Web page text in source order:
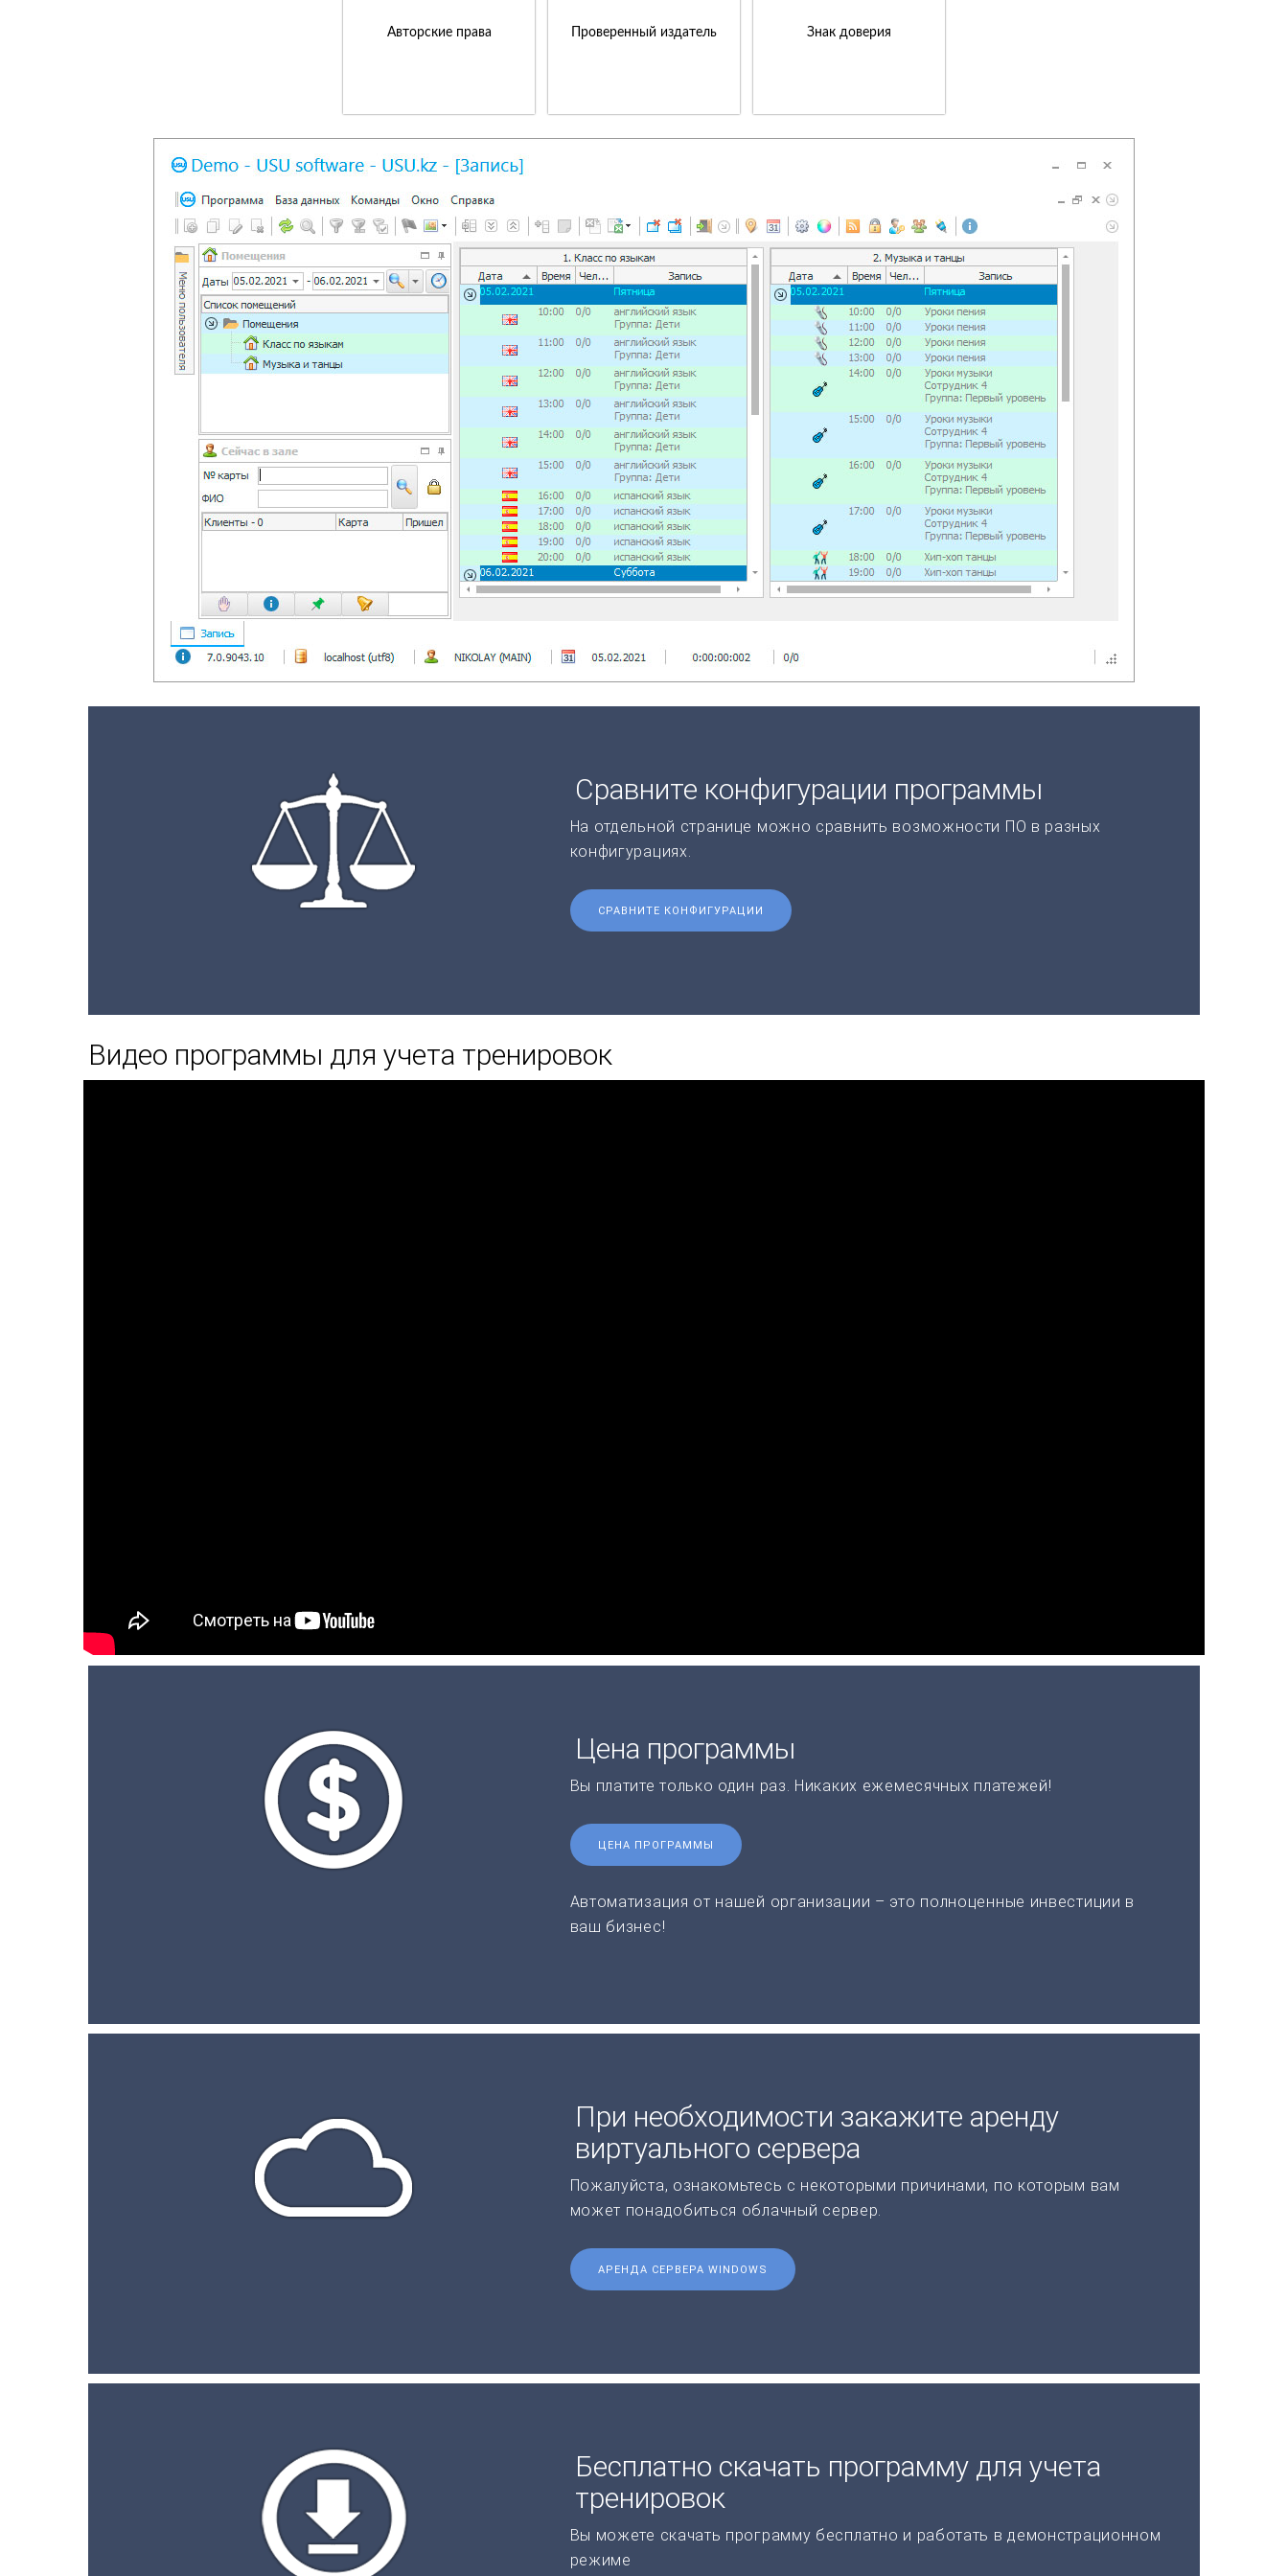
Авторские права Проверенный издатель Знак доверия
Сравните конфигурации программы
На отдельной странице можно сравнить возможности ПО в разных
конфигурациях.
СРАВНИТЕ КОНФИГУРАЦИИ
Видео программы для учета тренировок
Цена программы
Вы платите только один раз. Никаких ежемесячных платежей!
ЦЕНА ПРОГРАММЫ
Автоматизация от нашей организации – это полноценные инвестиции в
ваш бизнес!
При необходимости закажите аренду
виртуального сервера
Пожалуйста, ознакомьтесь с некоторыми причинами, по которым вам
может понадобиться облачный сервер.
АРЕНДА СЕРВЕРА WINDOWS
Бесплатно скачать программу для учета
тренировок
Вы можете скачать программу бесплатно и работать в демонстрационном
режиме